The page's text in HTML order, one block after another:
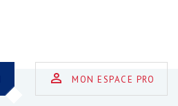
MON ESPACE PRO